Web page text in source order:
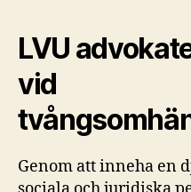
LVU
vid
Genom att inneha en